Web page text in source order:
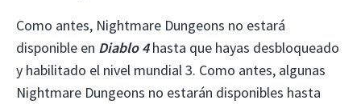
Como antes, Nightmare Dungeons no estará
disponible en Diablo 4hasta que hayas desbloqueado
y habilitado el nivel mundial 3. Como antes, algunas
Nightmare Dungeons no estarán disponibles hasta